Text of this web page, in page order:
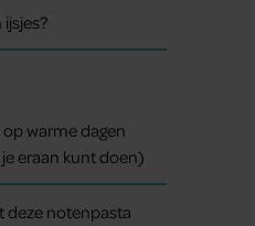
warme dagen
eraan kunt doen)
deze notenpasta